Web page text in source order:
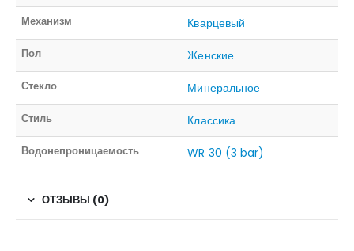
Механизм Кварцевый
Пол Женские
Стекло Минеральное
Стиль Классика
Водонепроницаемость WR 30 (3 bar)
ОТЗЫВЫ (0)